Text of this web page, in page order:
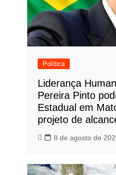
Política
Liderança
Pereira Pinto
Estadual em
projeto de
8 de agosto de